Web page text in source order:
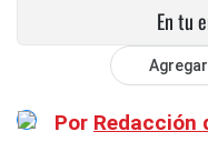
En tu
Por Redacción